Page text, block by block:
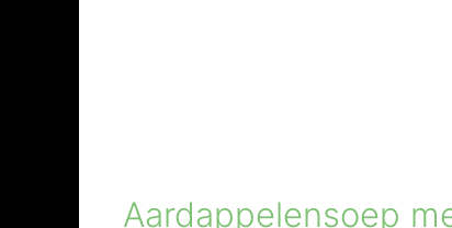
Aardappelensoep